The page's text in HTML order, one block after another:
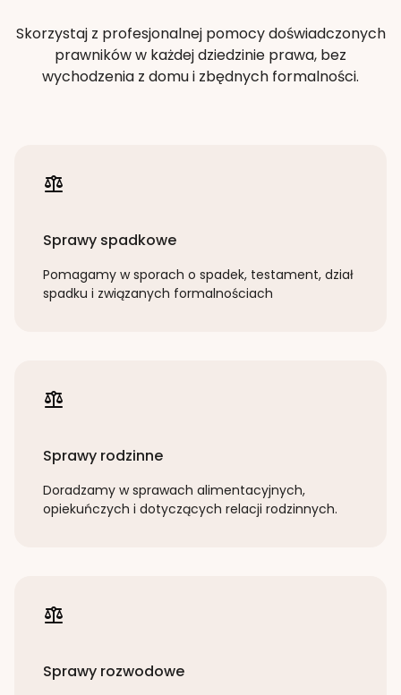
Skorzystaj z profesjonalnej pomocy doświadczonych
prawników w każdej dziedzinie prawa, bez
wychodzenia z domu i zbędnych formalności.
Sprawy spadkowe
Pomagamy w sporach o spadek, testament, dział
spadku i związanych formalnościach
Sprawy rodzinne
Doradzamy w sprawach alimentacyjnych,
opiekuńczych i dotyczących relacji rodzinnych.
Sprawy rozwodowe